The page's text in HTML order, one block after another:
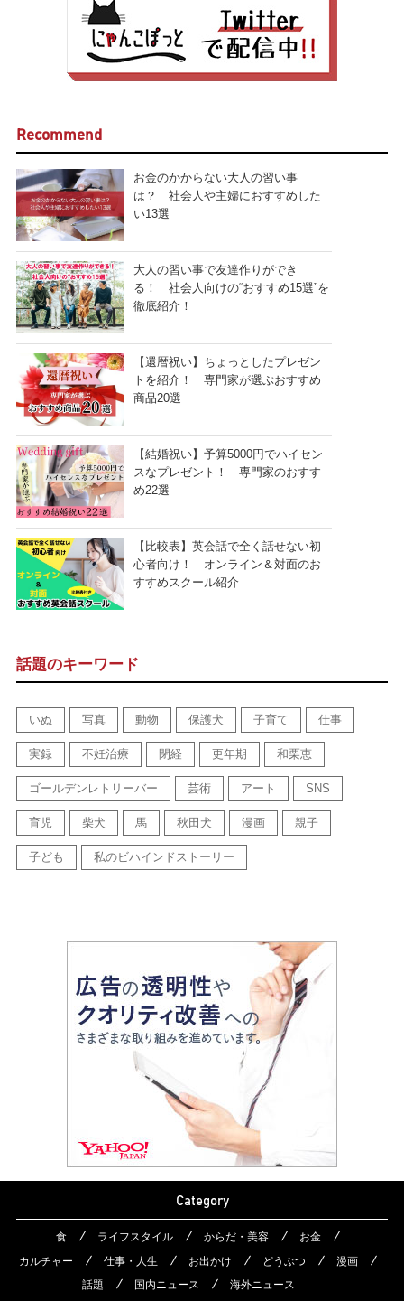
Recommend
お金のかからない大人の習い事
は？ 社会人や主婦におすすめした
い13選
大人の習い事で友達作りができ
る！ 社会人向けの“おすすめ15選”を
徹底紹介！
【還暦祝い】ちょっとしたプレゼン
トを紹介！ 専門家が選ぶおすすめ
商品20選
【結婚祝い】予算5000円でハイセン
スなプレゼント！ 専門家のおすす
め22選
【比較表】英会話で全く話せない初
心者向け！ オンライン＆対面のお
すすめスクール紹介
話題のキーワード
いぬ 写真 動物 保護犬 子育て 仕事
実録 不妊治療 閉経 更年期 和栗恵
ゴールデンレトリーバー 芸術 アート SNS
育児 柴犬 馬 秋田犬 漫画 親子
子ども 私のビハインドストーリー
Category
食 ライフスタイル からだ・美容
お金
カルチャー
仕事・人生 お出かけ どうぶつ
漫画
話題
国内ニュース 海外ニュース